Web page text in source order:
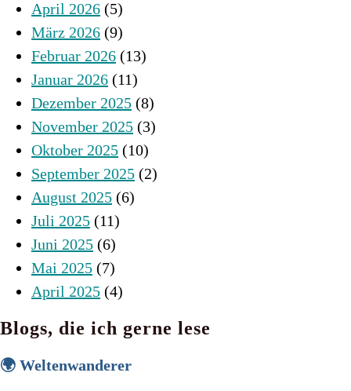
April 2026 (5)
März 2026 (9)
Februar 2026 (13)
Januar 2026 (11)
Dezember 2025 (8)
November 2025 (3)
Oktober 2025 (10)
September 2025 (2)
August 2025 (6)
Juli 2025 (11)
Juni 2025 (6)
Mai 2025 (7)
April 2025 (4)
Blogs, die ich gerne lese
🌍 Weltenwanderer